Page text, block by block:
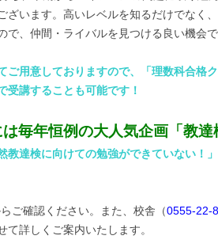
ざいます。高いレベルを知るだけでなく
で、仲間・ライバルを見つける良い機会で
ご用意しておりますので、「理数科合格
受講することも可能です！
毎年恒例の大人気企画「教達
教達検に向けての勉強ができていない！」
ご確認ください。また、校舎（0555-22-
て詳しくご案内いたします。